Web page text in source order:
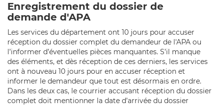
Enregistrement du dossier de
demande d'APA
Les services du département ont 10 jours pour accuser
réception du dossier complet du demandeur de l'APA ou
l’informer d’éventuelles pièces manquantes. S’il manque
des éléments, et dès réception de ces derniers, les services
ont à nouveau 10 jours pour en accuser réception et
informer le demandeur que tout est désormais en ordre.
Dans les deux cas, le courrier accusant réception du dossier
complet doit mentionner la date d’arrivée du dossier